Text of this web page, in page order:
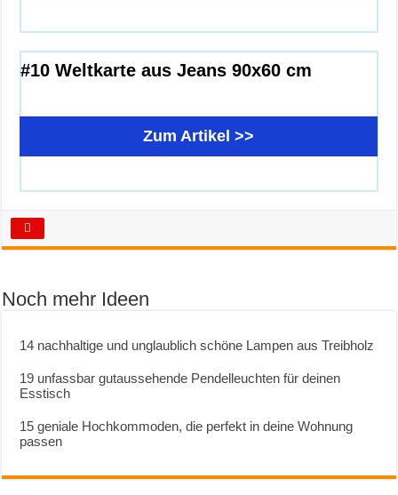
#10 Weltkarte aus Jeans 90x60 cm
Zum Artikel >>
Noch mehr Ideen
14 nachhaltige und unglaublich schöne Lampen aus Treibholz
19 unfassbar gutaussehende Pendelleuchten für deinen
Esstisch
15 geniale Hochkommoden, die perfekt in deine Wohnung
passen